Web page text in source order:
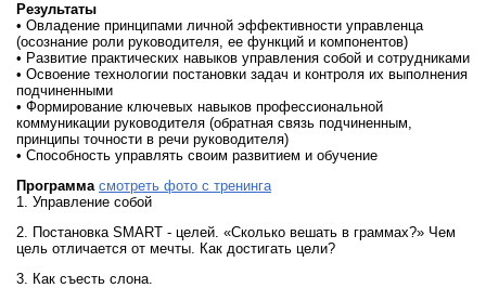
Результаты
• Овладение принципами личной эффективности управленца
(осознание роли руководителя, ее функций и компонентов)
• Развитие практических навыков управления собой и сотрудниками
• Освоение технологии постановки задач и контроля их выполнения
подчиненными
• Формирование ключевых навыков профессиональной
коммуникации руководителя (обратная связь подчиненным,
принципы точности в речи руководителя)
• Способность управлять своим развитием и обучение
Программа смотреть фото с тренинга
1. Управление собой
2. Постановка SMART - целей. «Сколько вешать в граммах?» Чем
цель отличается от мечты. Как достигать цели?
3. Как съесть слона.